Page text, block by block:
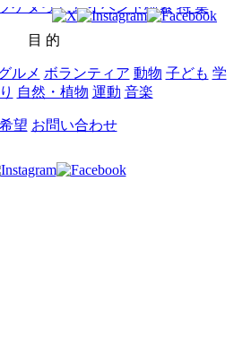
ケタって？ イベント検索 特 集
目 的
ルメ ボランティア 動物 子ども 学
自然・植物 運動 音楽
望 お問い合わせ